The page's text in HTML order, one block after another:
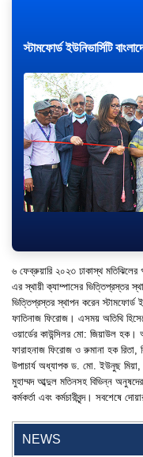
NEWS
"Professional
Jan 26, 2024
স্টামফোর্ড ইউনিভার্সিটি
৬ ফেব্রুয়ারি ২০২৩ ঢাকাস্থ মতিঝিলের
এর স্থায়ী ক্যাম্পাসের ভিত্তিপ্রস্তর
ভিত্তিপ্রস্তর স্থাপন করেন স্টামফোর্ড
ফাতিনাজ ফিরোজ। এসময় অতিথি
ওয়ার্ডের কাউন্সিলর মো: জিয়াউল হক।
ফারাহনাজ ফিরোজ ও রুমানা হক রিতা,
উপাচার্য অধ্যাপক ড. মো. ইউনুছ মিয়া,
মুহাম্মদ আব্দুল মতিনসহ বিভিন্ন
কর্মকর্তা এবং কর্মচারীবৃন্দ। সবশেষে